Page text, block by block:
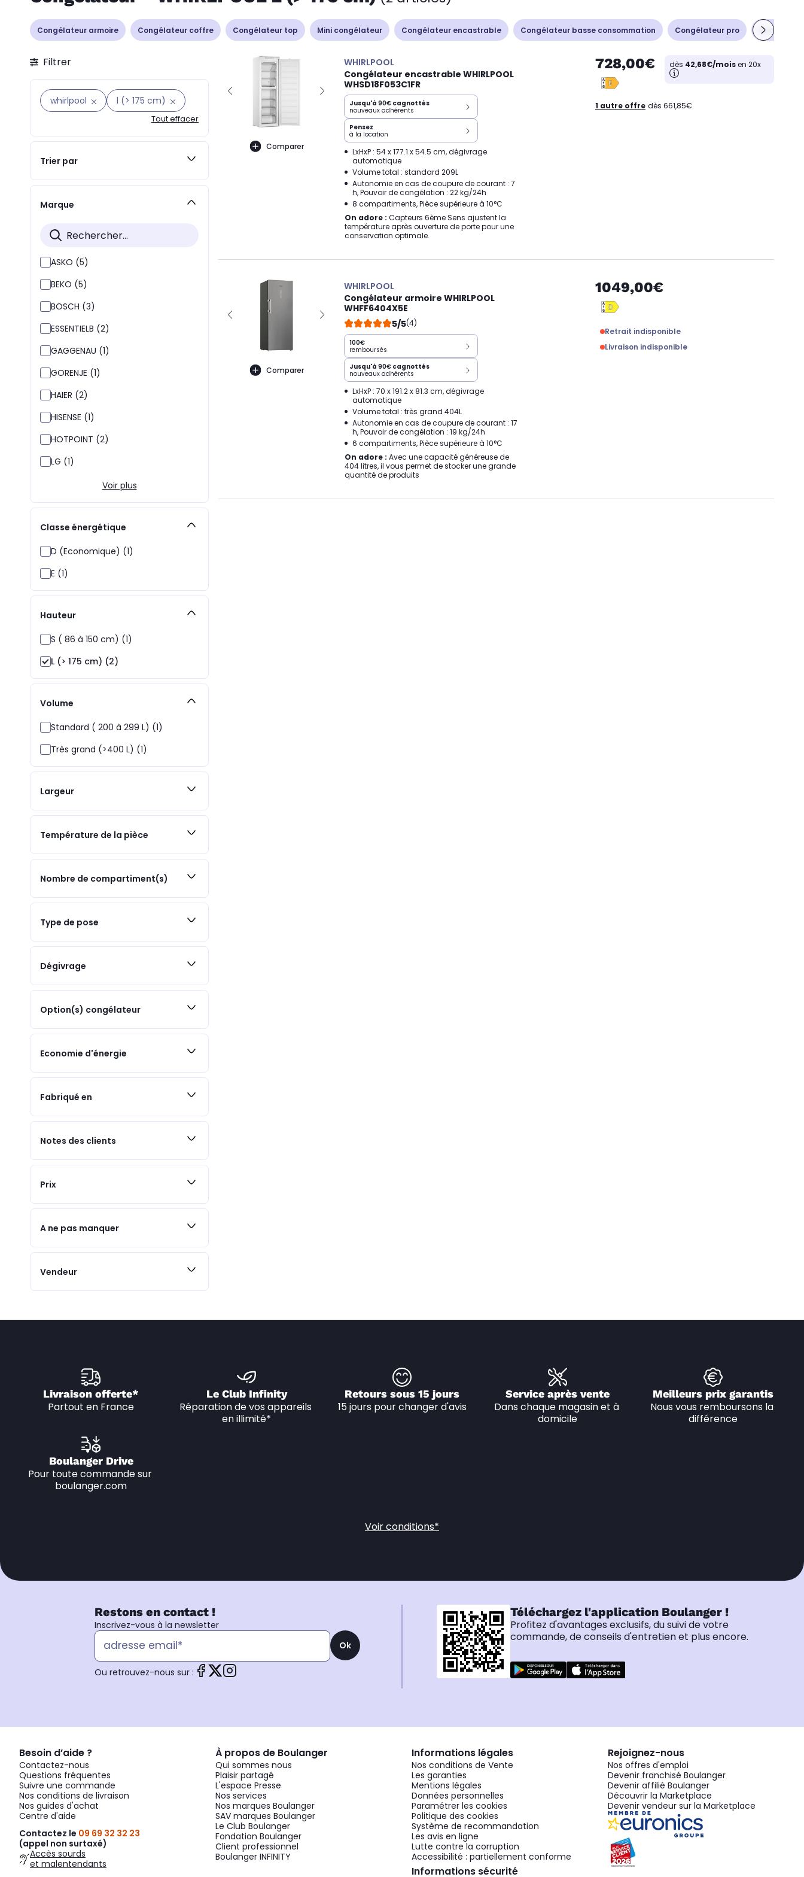
Congélateur armoire Congélateur coffre Congélateur top Mini congélateur Congélateur encastrable Congélateur basse consommation Congélateur pro
Filtrer
whirlpool l (> 175 cm)
Tout effacer
Trier par
Marque
ASKO (5)
BEKO (5)
BOSCH (3)
ESSENTIELB (2)
GAGGENAU (1)
GORENJE (1)
HAIER (2)
HISENSE (1)
HOTPOINT (2)
LG (1)
Voir plus
Classe énergétique
D (Economique) (1)
E (1)
Hauteur
S ( 86 à 150 cm) (1)
L (> 175 cm) (2)
Volume
Standard ( 200 à 299 L) (1)
Très grand (>400 L) (1)
Largeur
Température de la pièce
Nombre de compartiment(s)
Type de pose
Dégivrage
Option(s) congélateur
Economie d'énergie
Fabriqué en
Notes des clients
Prix
A ne pas manquer
Vendeur
Comparer
WHIRLPOOL
Congélateur encastrable WHIRLPOOL
WHSD18F053C1FR
Jusqu'à 90€ cagnottés
nouveaux adhérents
Pensez
à la location
LxHxP : 54 x 177.1 x 54.5 cm, dégivrage
automatique
Volume total : standard 209L
Autonomie en cas de coupure de courant : 7
h, Pouvoir de congélation : 22 kg/24h
8 compartiments, Pièce supérieure à 10°C
On adore : Capteurs 6ème Sens ajustent la
température après ouverture de porte pour une
conservation optimale.
728,00€ dès 42,68€/moisen 20x
1 autre offre dès 661,85€
Comparer
WHIRLPOOL
Congélateur armoire WHIRLPOOL
WHFF6404X5E
5/5(4)
100€
remboursés
Jusqu'à 90€ cagnottés
nouveaux adhérents
LxHxP : 70 x 191.2 x 81.3 cm, dégivrage
automatique
Volume total : très grand 404L
Autonomie en cas de coupure de courant : 17
h, Pouvoir de congélation : 19 kg/24h
6 compartiments, Pièce supérieure à 10°C
On adore : Avec une capacité généreuse de
404 litres, il vous permet de stocker une grande
quantité de produits
1049,00€
Retrait indisponible
Livraison indisponible
Livraison offerte*
Partout en France
Le Club Infinity
Réparation de vos appareils
en illimité*
Retours sous 15 jours
15 jours pour changer d'avis
Service après vente
Dans chaque magasin et à
domicile
Meilleurs prix garantis
Nous vous remboursons la
différence
Boulanger Drive
Pour toute commande sur
boulanger.com
Voir conditions*
Restons en contact !
Inscrivez-vous à la newsletter
Ok
Ou retrouvez-nous sur :
Téléchargez l'application Boulanger !
Profitez d'avantages exclusifs, du suivi de votre
commande, de conseils d'entretien et plus encore.
Besoin d’aide ?
Contactez-nous
Questions fréquentes
Suivre une commande
Nos conditions de livraison
Nos guides d'achat
Centre d'aide
Contactez le 09 69 32 32 23
(appel non surtaxé)
Accès sourds
et malentendants
À propos de Boulanger
Qui sommes nous
Plaisir partagé
L'espace Presse
Nos services
Nos marques Boulanger
SAV marques Boulanger
Le Club Boulanger
Fondation Boulanger
Client professionnel
Boulanger INFINITY
Informations légales
Nos conditions de Vente
Les garanties
Mentions légales
Données personnelles
Paramétrer les cookies
Politique des cookies
Système de recommandation
Les avis en ligne
Lutte contre la corruption
Accessibilité : partiellement conforme
Informations sécurité
Rejoignez-nous
Nos offres d'emploi
Devenir franchisé Boulanger
Devenir affilié Boulanger
Découvrir la Marketplace
Devenir vendeur sur la Marketplace